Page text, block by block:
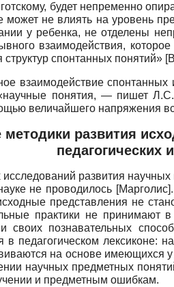
будет непременно
не влиять на уровень
у ребенка, не отделены
взаимодействия,
спонтанных понятий» [
взаимодействие
понятия, — пишет
величайшего напряжения
развития
педагогических
развития
не проводилось [Марголис]
представления не
практики не принимают
своих познавательных
в педагогическом
на основе
научных предметных
и предметным ошибкам.